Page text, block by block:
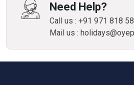
Need Help?
Call us : +91 971 818
Mail us :